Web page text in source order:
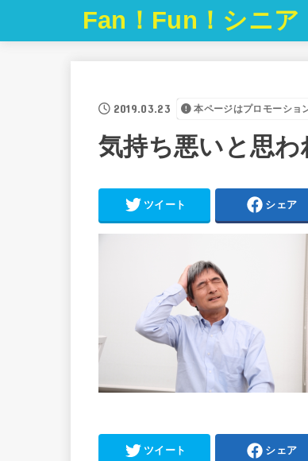
Fan！Fun！シニア
2019.03.23 本ページはプロモーショ
気持ち悪いと思わ
ツイート シェア
ツイート シェア